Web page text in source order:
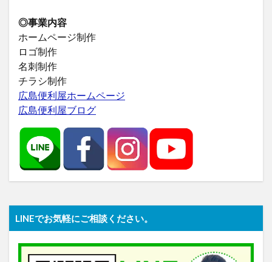
◎事業内容
ホームページ制作
ロゴ制作
名刺制作
チラシ制作
広島便利屋ホームページ
広島便利屋ブログ
LINEでお気軽にご相談ください。